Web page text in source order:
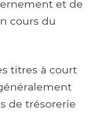
et de
cours du
titres à court
de trésorerie